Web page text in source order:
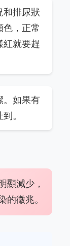
和排尿狀
色，正常
紅就要趕
。如果有
。
顯減少，
的徵兆。